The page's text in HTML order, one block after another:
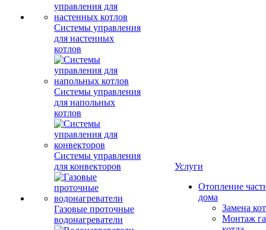
Системы управления
для настенных
котлов
Системы управления
для напольных
котлов
Системы управления
для конвекторов
Газовые проточные
водонагреватели
Услуги
Отопление
дома
Замена
Монтаж